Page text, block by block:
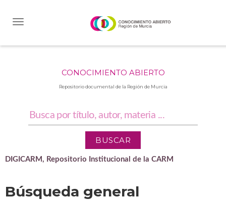
CONOCIMIENTO ABIERTO
Repositorio documental de la Región de Murcia
DIGICARM, Repositorio Institucional de la CARM
Búsqueda general